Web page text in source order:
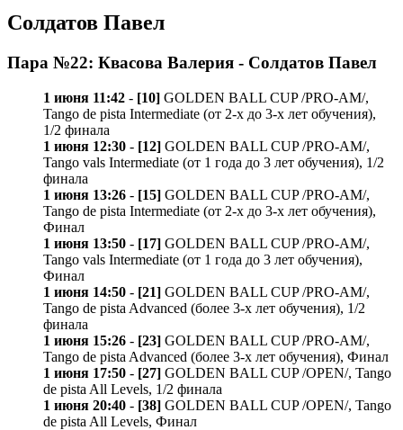
Солдатов Павел
Пара №22: Квасова Валерия - Солдатов Павел
1 июня 11:42 - [10] GOLDEN BALL CUP /PRO-AM/,
Tango de pista Intermediate (от 2-х до 3-х лет обучения),
1/2 финала
1 июня 12:30 - [12] GOLDEN BALL CUP /PRO-AM/,
Tango vals Intermediate (от 1 года до 3 лет обучения), 1/2
финала
1 июня 13:26 - [15] GOLDEN BALL CUP /PRO-AM/,
Tango de pista Intermediate (от 2-х до 3-х лет обучения),
Финал
1 июня 13:50 - [17] GOLDEN BALL CUP /PRO-AM/,
Tango vals Intermediate (от 1 года до 3 лет обучения),
Финал
1 июня 14:50 - [21] GOLDEN BALL CUP /PRO-AM/,
Tango de pista Advanced (более 3-х лет обучения), 1/2
финала
1 июня 15:26 - [23] GOLDEN BALL CUP /PRO-AM/,
Tango de pista Advanced (более 3-х лет обучения), Финал
1 июня 17:50 - [27] GOLDEN BALL CUP /OPEN/, Tango
de pista All Levels, 1/2 финала
1 июня 20:40 - [38] GOLDEN BALL CUP /OPEN/, Tango
de pista All Levels, Финал